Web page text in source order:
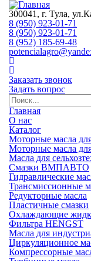
300041, г. Тула,
8 (950) 923-01-71
8 (950) 923-01-71
8 (952) 185-69-48
Заказать звонок
Задать вопрос
Главная
О нас
Каталог
Моторные масла
Моторные масла
Масла для
Смазки ВМПАВТО
Гидравлические
Трансмиссионные
Редукторные масла
Пластичные смазки
Охлаждающие
Фильтра HENGST
Масла для
Циркуляционное
Компрессорные